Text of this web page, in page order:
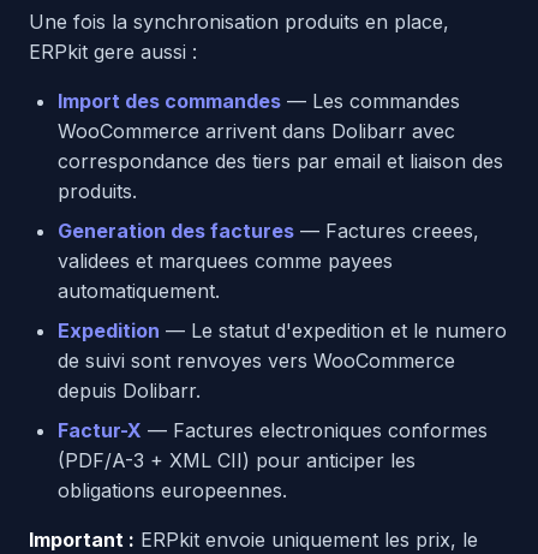
Une fois la synchronisation produits en place,
ERPkit gere aussi :
Import des commandes — Les commandes
WooCommerce arrivent dans Dolibarr avec
correspondance des tiers par email et liaison des
produits.
Generation des factures — Factures creees,
validees et marquees comme payees
automatiquement.
Expedition — Le statut d'expedition et le numero
de suivi sont renvoyes vers WooCommerce
depuis Dolibarr.
Factur-X — Factures electroniques conformes
(PDF/A-3 + XML CII) pour anticiper les
obligations europeennes.
Important : ERPkit envoie uniquement les prix, le